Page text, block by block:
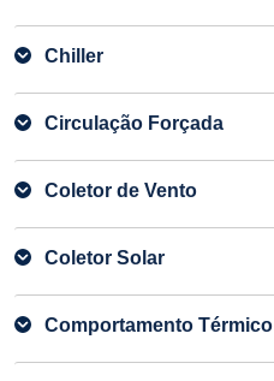
Chiller
Circulação Forçada
Coletor de Vento
Coletor Solar
Comportamento Térmico